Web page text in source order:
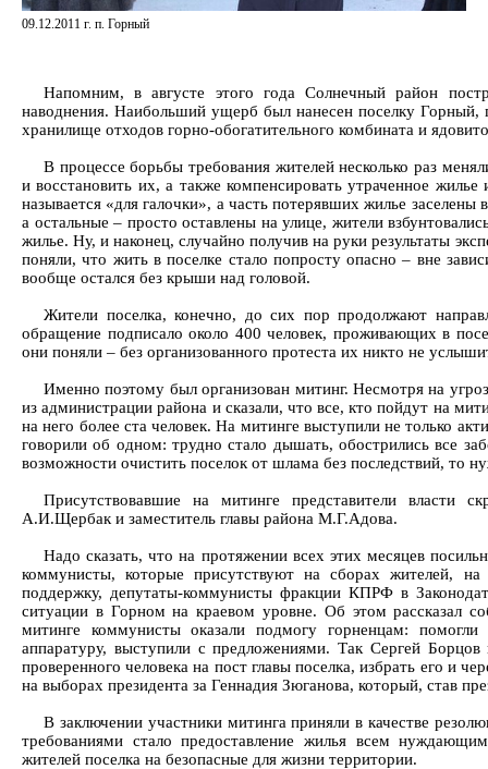
09.12.2011 г. п. Горный
Напомним, в августе этого года Солнечный район
наводнения. Наибольший ущерб был нанесен поселку Горный,
хранилище отходов горно-обогатительного комбината и
В процессе борьбы требования жителей несколько раз
и восстановить их, а также компенсировать утраченное
называется «для галочки», а часть потерявших жилье
а остальные – просто оставлены на улице, жители
жилье. Ну, и наконец, случайно получив на руки результаты
поняли, что жить в поселке стало попросту опасно – вне
вообще остался без крыши над головой.
Жители поселка, конечно, до сих пор продолжают
обращение подписало около 400 человек, проживающих в
они поняли – без организованного протеста их никто не
Именно поэтому был организован митинг. Несмотря на
из администрации района и сказали, что все, кто пойдут на
на него более ста человек. На митинге выступили не только
говорили об одном: трудно стало дышать, обострились все
возможности очистить поселок от шлама без последствий, то
Присутствовавшие на митинге представители власти
А.И.Щербак и заместитель главы района М.Г.Адова.
Надо сказать, что на протяжении всех этих месяцев
коммунисты, которые присутствуют на сборах жителей,
поддержку, депутаты-коммунисты фракции КПРФ в
ситуации в Горном на краевом уровне. Об этом рассказал
митинге коммунисты оказали подмогу горненцам:
аппаратуру, выступили с предложениями. Так Сергей
проверенного человека на пост главы поселка, избрать его и
на выборах президента за Геннадия Зюганова, который, став
В заключении участники митинга приняли в качестве
требованиями стало предоставление жилья всем
жителей поселка на безопасные для жизни территории.